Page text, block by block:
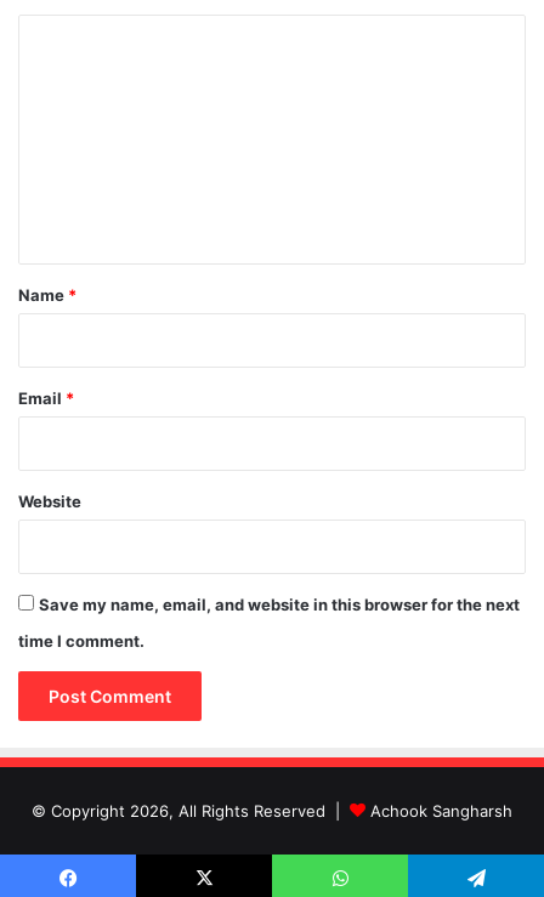
*
Name *
Email *
Website
Save my name, email, and website in this browser for the next
time I comment.
© Copyright 2026, All Rights Reserved | Achook Sangharsh